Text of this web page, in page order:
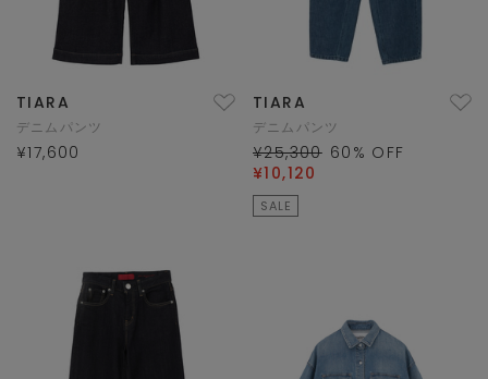
TIARA
デニムパンツ
¥17,600
TIARA
デニムパンツ
¥25,300 60 % OFF
¥10,120
SALE